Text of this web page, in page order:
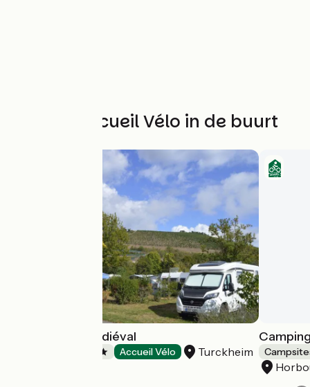
Andere Accueil Vélo in de buurt
Camping Le Médiéval
Accueil Vélo Turckheim